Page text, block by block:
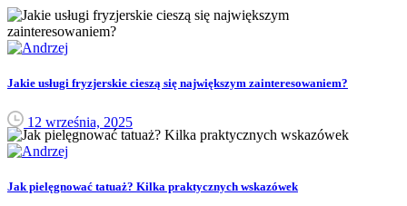
Jakie usługi fryzjerskie cieszą się największym zainteresowaniem?
12 września, 2025
Jak pielęgnować tatuaż? Kilka praktycznych wskazówek